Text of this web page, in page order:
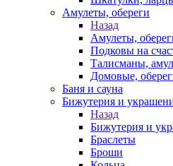
Амулеты, обереги
Назад
Амулеты,
Подковы на
Талисманы,
Домовые,
Баня и сауна
Бижутерия и
Назад
Бижутерия и
Браслеты
Броши